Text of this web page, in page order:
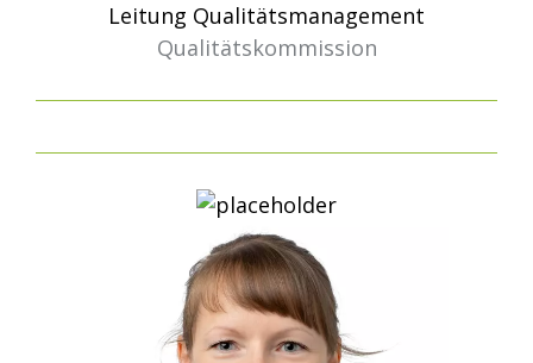
Leitung Qualitätsmanagement
Qualitätskommission